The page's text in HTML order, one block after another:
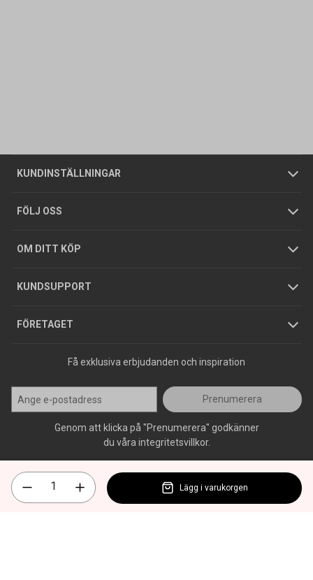
KUNDINSTÄLLNINGAR
Företagskund / Privatkund
FÖLJ OSS
OM DITT KÖP
Allmänna försäljningsvillkor
Integritetspolicy
GDPR
KUNDSUPPORT
Butiker
Foldrar och kataloger
Köpguider
Varumärken
FÖRETAGET
Om oss
Tjänster
Hållbarhet
Jobba hos oss
Press
Få exklusiva erbjudanden och inspiration
Prenumerera
Genom att klicka på "Prenumerera" godkänner
du våra integritetsvillkor.
Lägg i varukorgen